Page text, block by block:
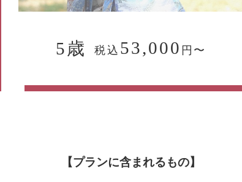
5歳 税込 53,000 円〜
【プランに含まれるもの】